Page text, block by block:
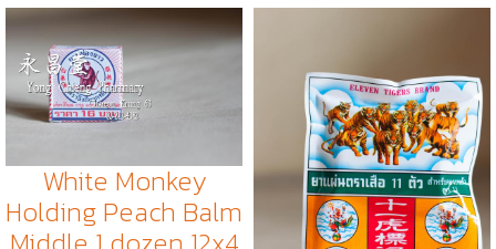
White Monkey
Holding Peach Balm